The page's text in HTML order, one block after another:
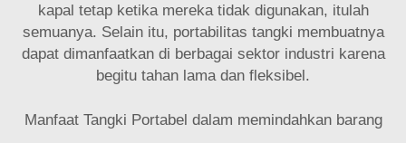
kapal tetap ketika mereka tidak digunakan, itulah
semuanya. Selain itu, portabilitas tangki membuatnya
dapat dimanfaatkan di berbagai sektor industri karena
begitu tahan lama dan fleksibel.
Manfaat Tangki Portabel dalam memindahkan barang